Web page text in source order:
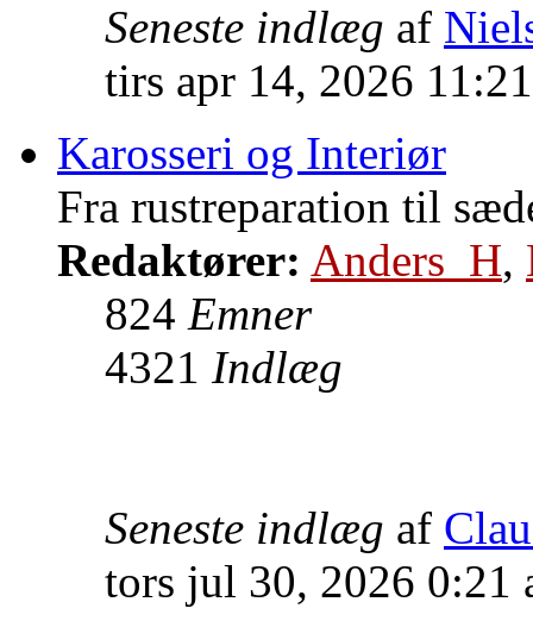
Seneste indlæg af
tirs apr 14, 2026
Karosseri og Interiør
Fra rustreparation til
Redaktører: Anders_H,
824 Emner
4321 Indlæg
Seneste indlæg af
tors jul 30, 2026 0:21